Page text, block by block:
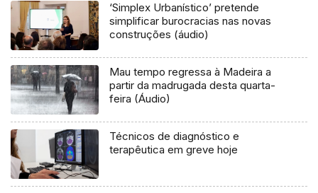
‘Simplex Urbanístico’ pretende
simplificar burocracias nas novas
construções (áudio)
Mau tempo regressa à Madeira a
partir da madrugada desta quarta-
feira (Áudio)
Técnicos de diagnóstico e
terapêutica em greve hoje